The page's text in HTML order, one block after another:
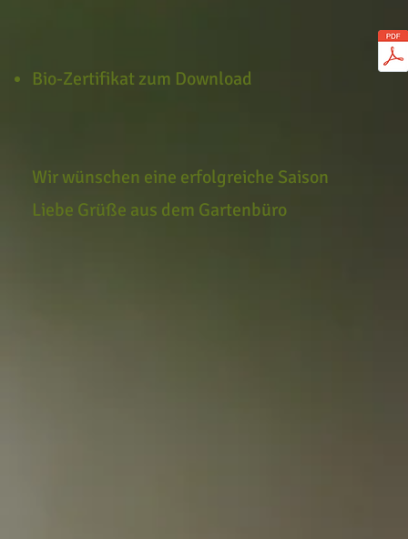
Bio-Zertifikat zum Download
Wir wünschen eine erfolgreiche Saison
Liebe Grüße aus dem Gartenbüro